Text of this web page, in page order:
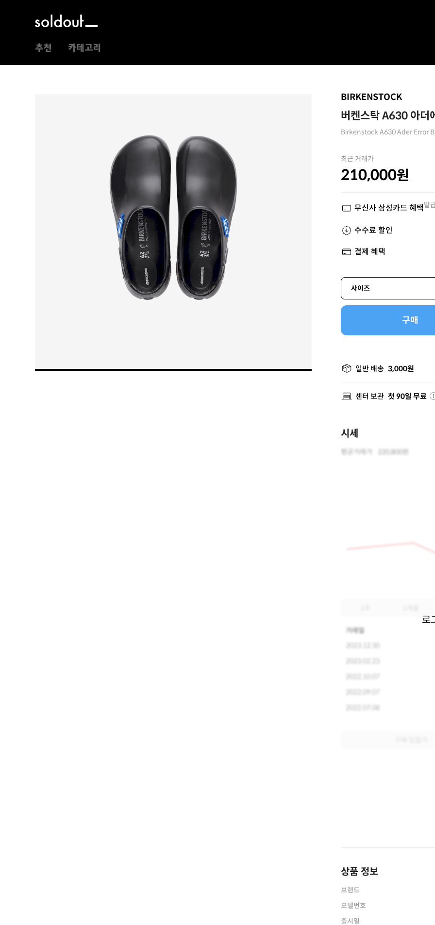
추천 카테고리
BIRKENSTOCK
버켄스탁 A630 아더
Birkenstock A630 Ader Error
최근 거래가
210,000원
무신사 삼성카드 혜택발
수수료 할인
결제 혜택
사이즈
구매
일반 배송 3,000원
센터 보관 첫 90일 무료
시세
로
평균거래가 220,800원
거래일
2022.07.08
상품 정보
브랜드
모델번호
출시일